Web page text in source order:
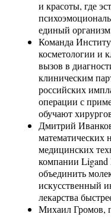
и красоты, где
единый
Команда
косметологии и
вызов в
клиническим
российских
операции с
обучают
Дмитрий
математических
медицинских
компании
объединить
искусственный
лекарства
Михаил Громов,